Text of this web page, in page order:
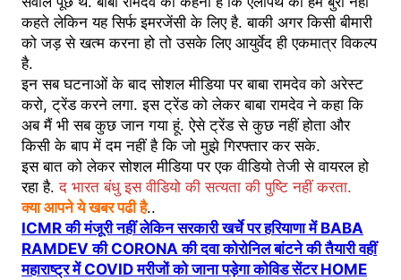
कहते लेकिन यह सिर्फ इमरजेंसी के लिए है. बाकी अगर किसी बीमारी
को जड़ से खत्म करना हो तो उसके लिए आयुर्वेद ही एकमात्र विकल्प
है.
इन सब घटनाओं के बाद सोशल मीडिया पर बाबा रामदेव को अरेस्ट
करो, ट्रेंड करने लगा. इस ट्रेंड को लेकर बाबा रामदेव ने कहा कि
अब मैं भी सब कुछ जान गया हूं. ऐसे ट्रेंड से कुछ नहीं होता और
किसी के बाप में दम नहीं है कि जो मुझे गिरफ्तार कर सके.
इस बात को लेकर सोशल मीडिया पर एक वीडियो तेजी से वायरल हो
रहा है.द भारत बंधु इस वीडियो की सत्यता की पुष्टि नहीं करता.
क्या आपने ये खबर पढी है..
ICMR की मंजूरी नहीं लेकिन सरकारी खर्चे पर हरियाणा में BABA
RAMDEV की CORONA की दवा कोरोनिल बांटने की तैयारी वहीं
महाराष्ट्र में COVID मरीजों को जाना पड़ेगा कोविड सेंटर HOME